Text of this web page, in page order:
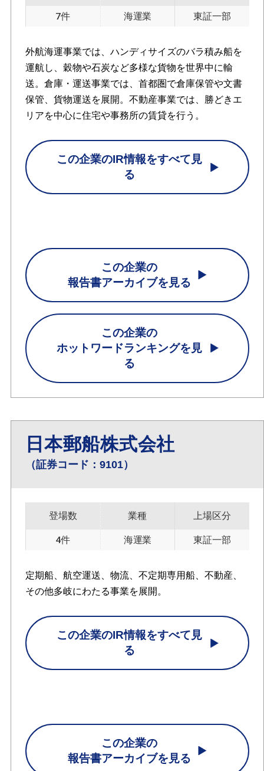
7件 海運業 東証一部
外航海運事業では、ハンディサイズのバラ積み船を
運航し、穀物や石炭など多様な貨物を世界中に輸
送。倉庫・運送事業では、首都圏で倉庫保管や文書
保管、貨物運送を展開。不動産事業では、勝どきエ
リアを中心に住宅や事務所の賃貸を行う。
この企業のIR情報をすべて見
る
この企業の
報告書アーカイブを見る
この企業の
ホットワードランキングを見
る
日本郵船株式会社
（証券コード：9101）
登場数
4件
業種
海運業
上場区分
東証一部
定期船、航空運送、物流、不定期専用船、不動産、
その他多岐にわたる事業を展開。
この企業のIR情報をすべて見
る
この企業の
報告書アーカイブを見る